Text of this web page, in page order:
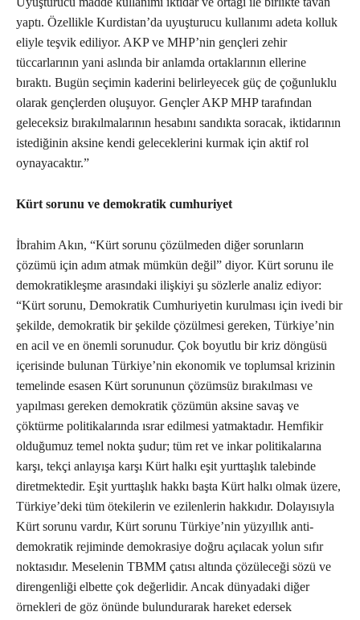
yaptı. Özellikle Kurdistan’da uyuşturucu kullanımı adeta kolluk
eliyle teşvik ediliyor. AKP ve MHP’nin gençleri zehir
tüccarlarının yani aslında bir anlamda ortaklarının ellerine
bıraktı. Bugün seçimin kaderini belirleyecek güç de çoğunluklu
olarak gençlerden oluşuyor. Gençler AKP MHP tarafından
geleceksiz bırakılmalarının hesabını sandıkta soracak, iktidarının
istediğinin aksine kendi geleceklerini kurmak için aktif rol
oynayacaktır.”
Kürt sorunu ve demokratik cumhuriyet
İbrahim Akın, “Kürt sorunu çözülmeden diğer sorunların
çözümü için adım atmak mümkün değil” diyor. Kürt sorunu ile
demokratikleşme arasındaki ilişkiyi şu sözlerle analiz ediyor:
“Kürt sorunu, Demokratik Cumhuriyetin kurulması için ivedi bir
şekilde, demokratik bir şekilde çözülmesi gereken, Türkiye’nin
en acil ve en önemli sorunudur. Çok boyutlu bir kriz döngüsü
içerisinde bulunan Türkiye’nin ekonomik ve toplumsal krizinin
temelinde esasen Kürt sorununun çözümsüz bırakılması ve
yapılması gereken demokratik çözümün aksine savaş ve
çöktürme politikalarında ısrar edilmesi yatmaktadır. Hemfikir
olduğumuz temel nokta şudur; tüm ret ve inkar politikalarına
karşı, tekçi anlayışa karşı Kürt halkı eşit yurttaşlık talebinde
diretmektedir. Eşit yurttaşlık hakkı başta Kürt halkı olmak üzere,
Türkiye’deki tüm ötekilerin ve ezilenlerin hakkıdır. Dolayısıyla
Kürt sorunu vardır, Kürt sorunu Türkiye’nin yüzyıllık anti-
demokratik rejiminde demokrasiye doğru açılacak yolun sıfır
noktasıdır. Meselenin TBMM çatısı altında çözüleceği sözü ve
direngenliği elbette çok değerlidir. Ancak dünyadaki diğer
örnekleri de göz önünde bulundurarak hareket edersek